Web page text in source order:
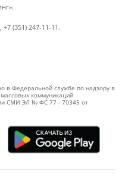
, +7 (351) 247-11-11.
в Федеральной службе по надзору в
коммуникаций
СМИ ЭЛ № ФС 77 - 70345 от